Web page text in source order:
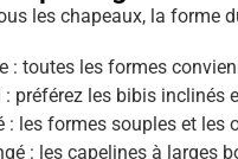
les chapeaux, la forme
: toutes les formes
: préférez les bibis inclinés
: les formes souples et les
: les capelines à larges